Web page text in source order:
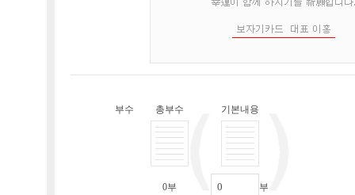
부수 총부수
0부
기본내용
부